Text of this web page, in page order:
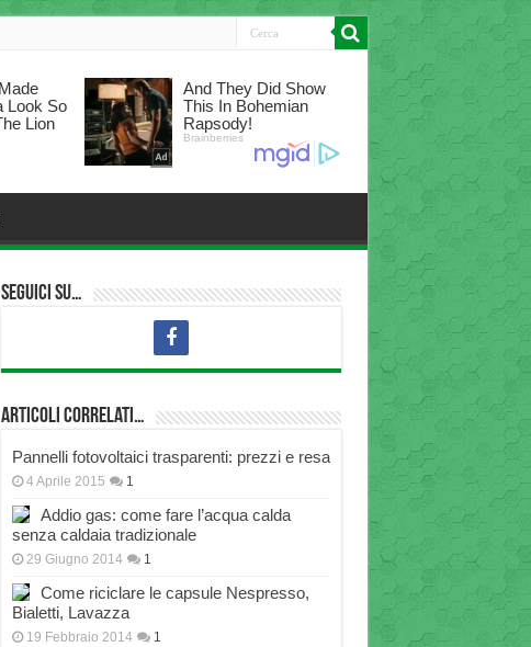
Seguici su…
Articoli correlati…
Pannelli fotovoltaici trasparenti: prezzi e resa
4 Aprile 2015 1
Addio gas: come fare l’acqua calda
senza caldaia tradizionale
29 Giugno 2014 1
Come riciclare le capsule Nespresso,
Bialetti, Lavazza
19 Febbraio 2014 1